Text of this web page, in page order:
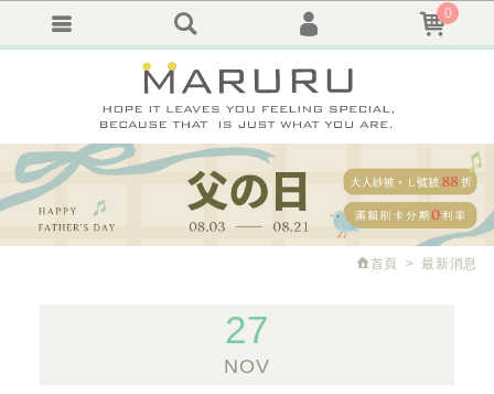
首頁 最新消息
27
NOV
0
會員登入
會員註冊
忘記密碼
訂單查詢
追蹤清單
繁體中文